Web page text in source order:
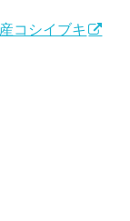
コシイブキ